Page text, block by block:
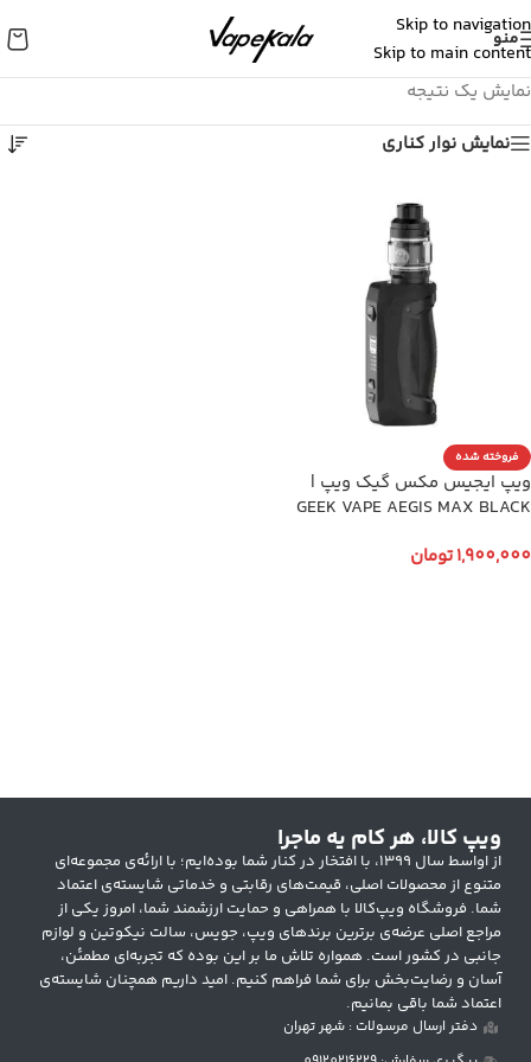
Skip to navigation
Skip to main content
منو
نمایش یک نتیجه
نمایش نوار کناری
فروخته شده
ویپ ایجیس مکس گیک ویپ |
GEEK VAPE AEGIS MAX BLACK
1,900,000تومان
ویپ کالا، هر کام یه ماجرا
از اواسط سال ۱۳۹۹، با افتخار در کنار شما بوده‌ایم؛ با ارائه‌ی مجموعه‌ای
متنوع از محصولات اصلی، قیمت‌های رقابتی و خدماتی شایسته‌ی اعتماد
شما. فروشگاه ویپ‌کالا با همراهی و حمایت ارزشمند شما، امروز یکی از
مراجع اصلی عرضه‌ی برترین برندهای ویپ، جویس، سالت نیکوتین و لوازم
جانبی در کشور است. همواره تلاش ما بر این بوده که تجربه‌ای مطمئن،
آسان و رضایت‌بخش برای شما فراهم کنیم. امید داریم همچنان شایسته‌ی
اعتماد شما باقی بمانیم.
دفتر ارسال مرسولات : شهر تهران